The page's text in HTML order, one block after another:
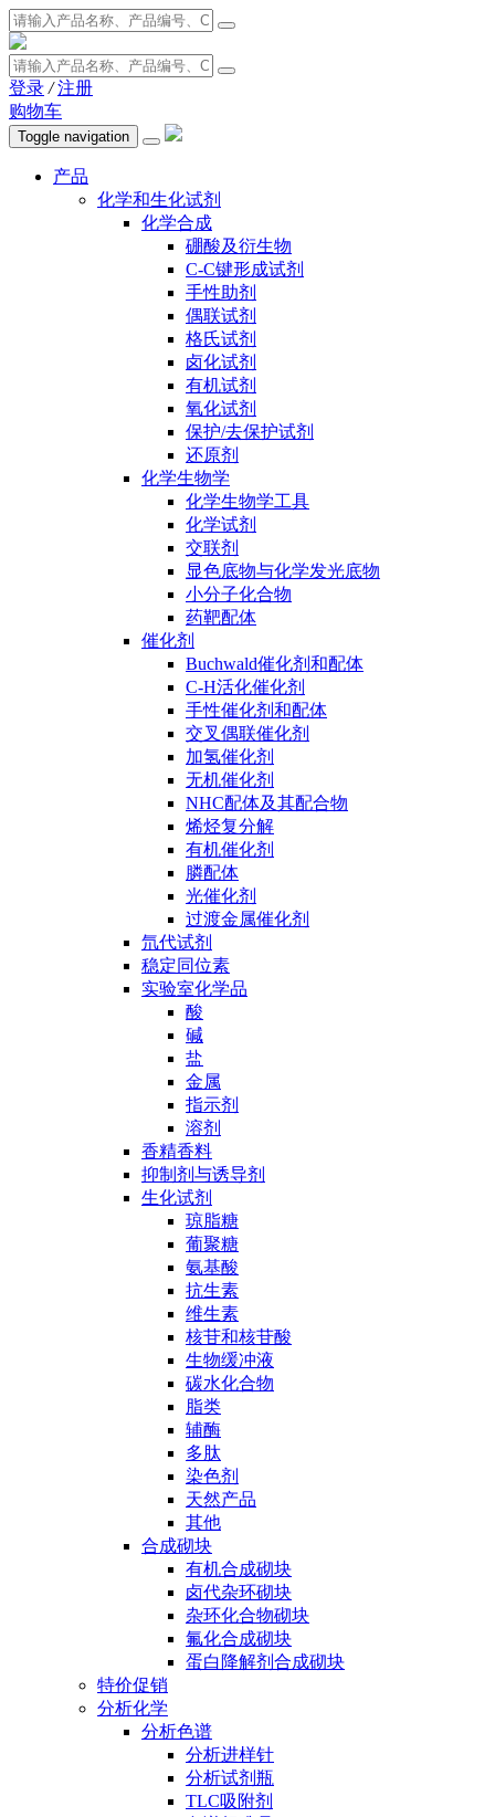
登录 / 注册
购物车
Toggle navigation
产品
化学和生化试剂
化学合成
硼酸及衍生物
C-C键形成试剂
手性助剂
偶联试剂
格氏试剂
卤化试剂
有机试剂
氧化试剂
保护/去保护试剂
还原剂
化学生物学
化学生物学工具
化学试剂
交联剂
显色底物与化学发光底物
小分子化合物
药靶配体
催化剂
Buchwald催化剂和配体
C-H活化催化剂
手性催化剂和配体
交叉偶联催化剂
加氢催化剂
无机催化剂
NHC配体及其配合物
烯烃复分解
有机催化剂
膦配体
光催化剂
过渡金属催化剂
氘代试剂
稳定同位素
实验室化学品
酸
碱
盐
金属
指示剂
溶剂
香精香料
抑制剂与诱导剂
生化试剂
琼脂糖
葡聚糖
氨基酸
抗生素
维生素
核苷和核苷酸
生物缓冲液
碳水化合物
脂类
辅酶
多肽
染色剂
天然产品
其他
合成砌块
有机合成砌块
卤代杂环砌块
杂环化合物砌块
氟化合成砌块
蛋白降解剂合成砌块
特价促销
分析化学
分析色谱
分析进样针
分析试剂瓶
TLC吸附剂